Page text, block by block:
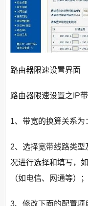
路由器限速设置界面
路由器限速设置之IP
1、带宽的换算关系为
2、选择宽带线路类
况进行选择和填写，
（如电信、网通等）；
3、修改下面的配置项